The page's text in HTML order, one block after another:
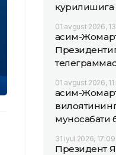
қурилишига
01 avgust 2026,
Қасим-
01 avgust 2026,
Қасим-
муносабати
31 iyul 2026, 17:09
Президент